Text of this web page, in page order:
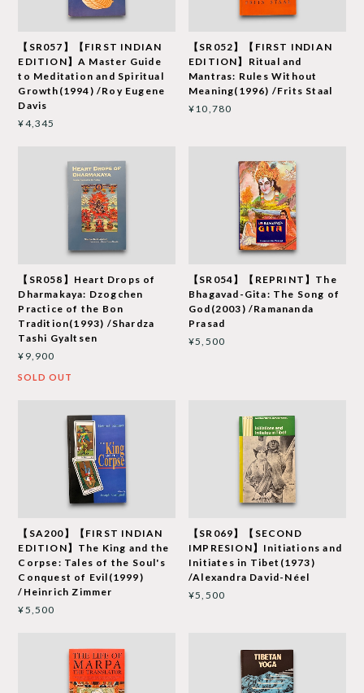
【SR057】【FIRST INDIAN
EDITION】A Master Guide
to Meditation and Spiritual
Growth(1994) /Roy Eugene
Davis
¥4,345
【SR052】【FIRST INDIAN
EDITION】Ritual and
Mantras: Rules Without
Meaning(1996) /Frits Staal
¥10,780
【SR058】Heart Drops of
Dharmakaya: Dzogchen
Practice of the Bon
Tradition(1993) /Shardza
Tashi Gyaltsen
¥9,900
SOLD OUT
【SR054】【REPRINT】The
Bhagavad-Gita: The Song of
God(2003) /Ramananda
Prasad
¥5,500
【SA200】【FIRST INDIAN
EDITION】The King and the
Corpse: Tales of the Soul's
Conquest of Evil(1999)
/Heinrich Zimmer
¥5,500
【SR069】【SECOND
IMPRESION】Initiations and
Initiates in Tibet(1973)
/Alexandra David-Néel
¥5,500